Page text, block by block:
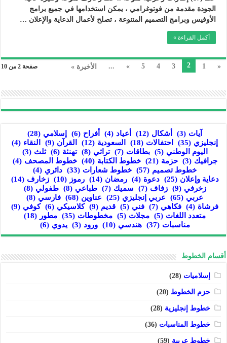
الجودة مقدمة من فوتوغرامي ، يمكن استخدامها في جميع برامج
الأوفيس وبرامج التصميم المتنوعة ، تصلح لأعمال الدعاية والإعلان …
أكمل القراءة »
صفحة 2 من 10 «
1
2
3
4
5
»
... الأخيرة »
آيات (3) أشكال (12) أعياد (4) أفراح (6) إسلامي (28)
إنجليزي (35) احتفالات (18) السعودية (12) القرآن (9) النقاء (4)
اليوم الوطني (5) بطاقات (7) تراثي (8) تهنئة (6) ثلث (3)
جرافيك (3) حزمة (21) خطوط الكتابة (40) خطوط المصحف (4)
خطوط تصميم (57) خطوط شعارات (33) دائري (4)
دعاية وإعلان (25) دعوة (4) رمضان (14) رموز (10) زخارف (14)
زخرفي (9) زفاف (7) سميك (7) طباعي (8) طفولي (8)
عربي (65) عربي إنجليزي (25) عناوين (68) فارسي (8)
فرشاة (4) فكاهي (7) فني (5) قديم (9) كلاسيكي (6) كوفي (9)
متعدد اللغات (5) مجلات (5) مخطوطات (35) مطور (18)
مناسبات (37) هندسي (10) ورود (3) يدوي (6)
أقسام الخطوط
إسلاميات (28)
حزم الخطوط (20)
خطوط إنجليزية (28)
خطوط المناسبات (36)
خطوط عربية (59)